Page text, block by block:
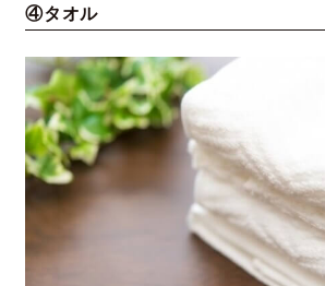
④タオル